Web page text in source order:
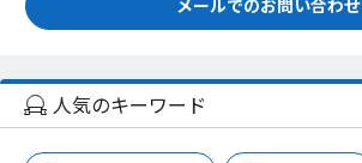
メールでのお問い合わせ
人気のキーワード